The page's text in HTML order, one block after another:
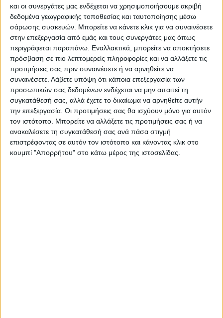
και οι συνεργάτες μας ενδέχεται να χρησιμοποιήσουμε ακριβή
δεδομένα γεωγραφικής τοποθεσίας και ταυτοποίησης μέσω
σάρωσης συσκευών. Μπορείτε να κάνετε κλικ για να συναινέσετε
στην επεξεργασία από εμάς και τους συνεργάτες μας όπως
περιγράφεται παραπάνω. Εναλλακτικά, μπορείτε να αποκτήσετε
πρόσβαση σε πιο λεπτομερείς πληροφορίες και να αλλάξετε τις
προτιμήσεις σας πριν συναινέσετε ή να αρνηθείτε να
συναινέσετε. Λάβετε υπόψη ότι κάποια επεξεργασία των
προσωπικών σας δεδομένων ενδέχεται να μην απαιτεί τη
συγκατάθεσή σας, αλλά έχετε το δικαίωμα να αρνηθείτε αυτήν
την επεξεργασία. Οι προτιμήσεις σας θα ισχύουν μόνο για αυτόν
τον ιστότοπο. Μπορείτε να αλλάξετε τις προτιμήσεις σας ή να
ανακαλέσετε τη συγκατάθεσή σας ανά πάσα στιγμή
επιστρέφοντας σε αυτόν τον ιστότοπο και κάνοντας κλικ στο
κουμπί "Απορρήτου" στο κάτω μέρος της ιστοσελίδας.
Προσθήκη στο καλάθι
Κωδικός προϊόντος : 514146
Κάνε μια ερώτηση Share
Μεγάλο βάρος: Βαριά προιοντα
Κατηγορίες: ΚΑΡΕΚΛΕΣ GAMING,ΚΑΡΕΚΛΕΣ
ΓΡΑΦΕΙΟΥ
Tag:
ΚΑΡΕΚΛΕΣ ΓΡΑΦΕΙΟΥ